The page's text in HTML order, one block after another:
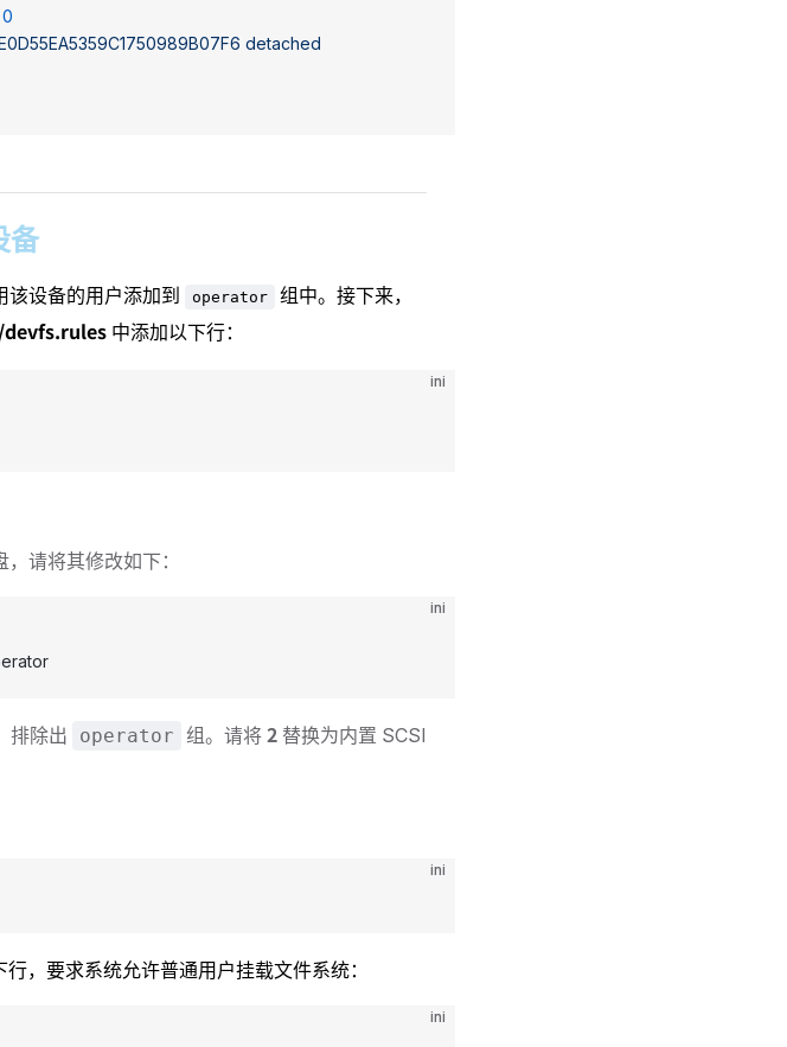
0
detached
备
该设备的用户添加到 operator
组中。接下来，
中添加以下行：
ini
请将其修改如下：
ini
排除出 operator 组。请将 2 替换为内置 SCSI
ini
，要求系统允许普通用户挂载文件系统：
ini